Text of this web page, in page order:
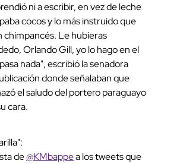
ni a escribir, en vez de leche
cocos y lo más instruido que
chimpancés. Le hubieras
Orlando Gill, yo lo hago en el
nada", escribió la senadora
donde señalaban que
el saludo del portero paraguayo
cara.
de@KMbappea los tweets que